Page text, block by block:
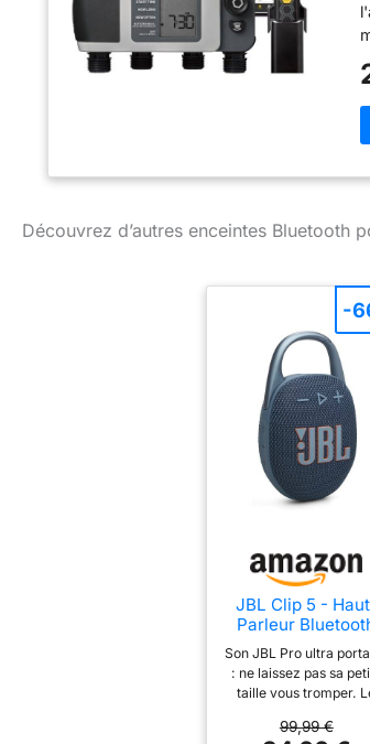
Découvrez d’autres enceintes Bluetooth
JBL Clip 5 -
Parleur
Ultra Portable,
étanche et
à la poussière,
Big Pro avec
percutantes,
Son JBL Pro ultra
: ne laissez pas sa
taille vous tromper.
musical sérieux,
99,99 €
-